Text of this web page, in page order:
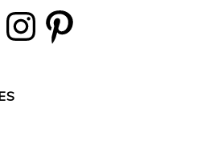
Instagram Pinterest